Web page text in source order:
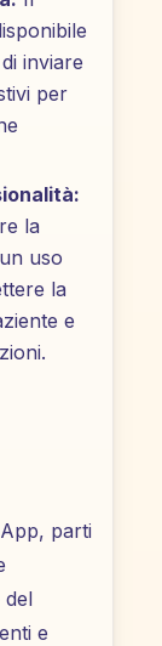
inviare
per
la
uso
la
e
parti
del
e